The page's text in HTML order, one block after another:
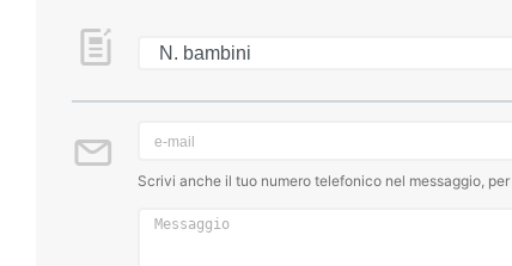
Scrivi anche il tuo numero telefonico nel messaggio,